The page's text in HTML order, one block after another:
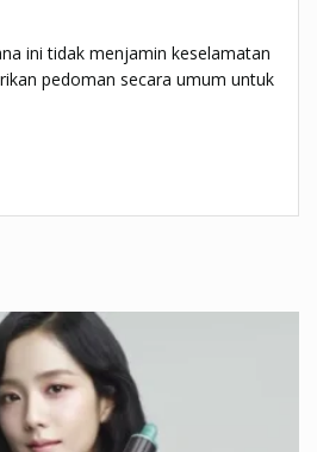
ini tidak menjamin keselamatan
pedoman secara umum untuk